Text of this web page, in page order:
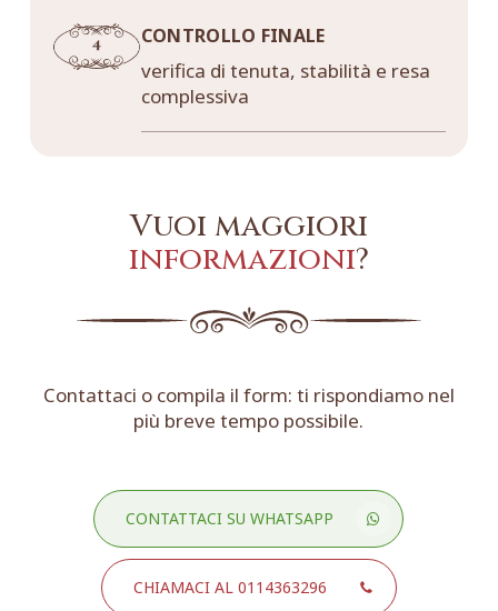
CONTROLLO FINALE
verifica di tenuta, stabilità e resa
complessiva
Vuoi maggiori
informazioni?
Contattaci o compila il form: ti rispondiamo nel
più breve tempo possibile.
CONTATTACI SU WHATSAPP
CHIAMACI AL 0114363296